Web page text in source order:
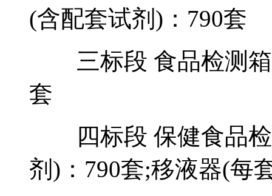
(含配套试剂)：790套
三标段 食品检测箱(
套
四标段 保健食品检
剂)：790套;移液器(每